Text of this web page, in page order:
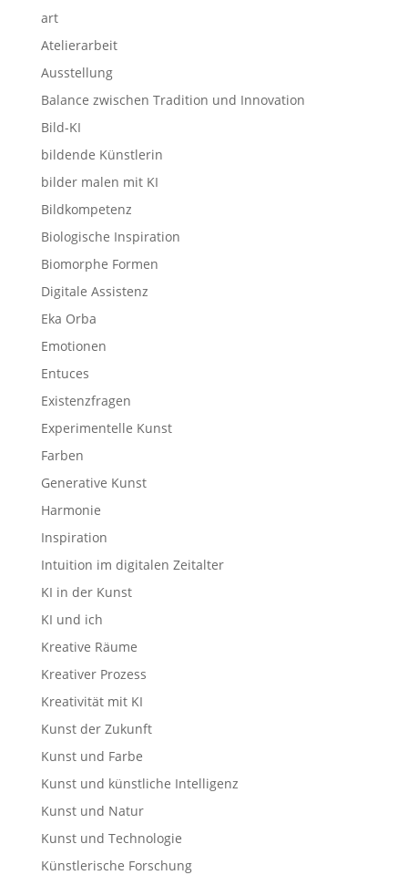
art
Atelierarbeit
Ausstellung
Balance zwischen Tradition und Innovation
Bild-KI
bildende Künstlerin
bilder malen mit KI
Bildkompetenz
Biologische Inspiration
Biomorphe Formen
Digitale Assistenz
Eka Orba
Emotionen
Entuces
Existenzfragen
Experimentelle Kunst
Farben
Generative Kunst
Harmonie
Inspiration
Intuition im digitalen Zeitalter
KI in der Kunst
KI und ich
Kreative Räume
Kreativer Prozess
Kreativität mit KI
Kunst der Zukunft
Kunst und Farbe
Kunst und künstliche Intelligenz
Kunst und Natur
Kunst und Technologie
Künstlerische Forschung